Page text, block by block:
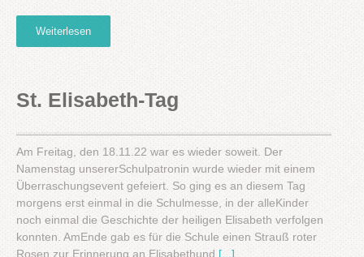
Weiterlesen
St. Elisabeth-Tag
Am Freitag, den 18.11.22 war es wieder soweit. Der
Namenstag unsererSchulpatronin wurde wieder mit einem
Überraschungsevent gefeiert. So ging es an diesem Tag
morgens erst einmal in die Schulmesse, in der alleKinder
noch einmal die Geschichte der heiligen Elisabeth verfolgen
konnten. AmEnde gab es für die Schule einen Strauß roter
Rosen zur Erinnerung an Elisabethund [...]